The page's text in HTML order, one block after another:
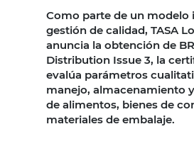
Como parte de un modelo
gestión de calidad, TASA
anuncia la obtención de
Distribution Issue 3, la
evalúa parámetros
manejo, almacenamiento
de alimentos, bienes de
materiales de embalaje.